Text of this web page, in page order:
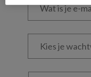
is
Kies
Kies